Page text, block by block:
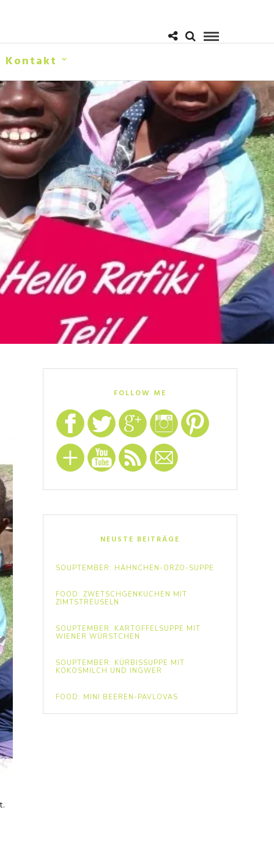
Kontakt
FOLLOW ME
NEUSTE BEITRÄGE
SOUPTEMBER: HÄHNCHEN-ORZO-SUPPE
FOOD: ZWETSCHGENKUCHEN MIT
ZIMTSTREUSELN
SOUPTEMBER: KARTOFFELSUPPE MIT
WIENER WÜRSTCHEN
SOUPTEMBER: KÜRBISSUPPE MIT
KOKOSMILCH UND INGWER
FOOD: MINI BEEREN-PAVLOVAS